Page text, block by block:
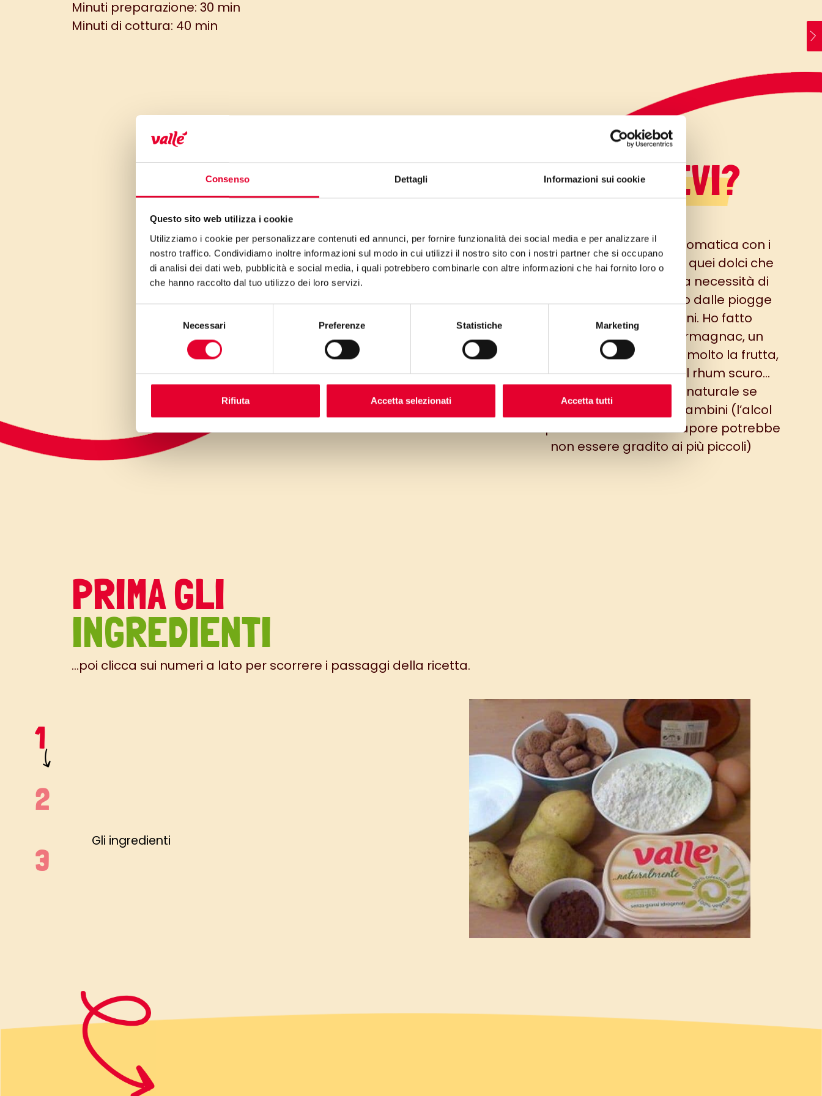
Consenso Dettagli Informazioni sui cookie
Questo sito web utilizza i cookie
Utilizziamo i cookie per personalizzare contenuti ed annunci, per fornire funzionalità dei social media e per analizzare il
nostro traffico. Condividiamo inoltre informazioni sul modo in cui utilizzi il nostro sito con i nostri partner che si occupano
di analisi dei dati web, pubblicità e social media, i quali potrebbero combinarle con altre informazioni che hai fornito loro o
che hanno raccolto dal tuo utilizzo dei loro servizi.
Necessari Preferenze Statistiche Marketing
Rifiuta Accetta selezionati Accetta tutti
Minuti preparazione: 30 min
Minuti di cottura: 40 min
LO SAPEVI?
E’ una torta morbida e aromatica con i
profumi d’autunno, uno di quei dolci che
riesce a far apprezzare la necessità di
rimanere in casa al riparo dalle piogge
insistenti di questi giorni. Ho fatto
macerare le pere nell’Armagnac, un
liquore francese che ama molto la frutta,
ma se non l’avete usate il rhum scuro…
…oppure usate pere al naturale se
preparate la torta per i bambini (l’alcol
evapora in cottura ma il sapore potrebbe
non essere gradito ai più piccoli)
PRIMA GLI
INGREDIENTI
...poi clicca sui numeri a lato per scorrere i passaggi della ricetta.
Gli ingredienti